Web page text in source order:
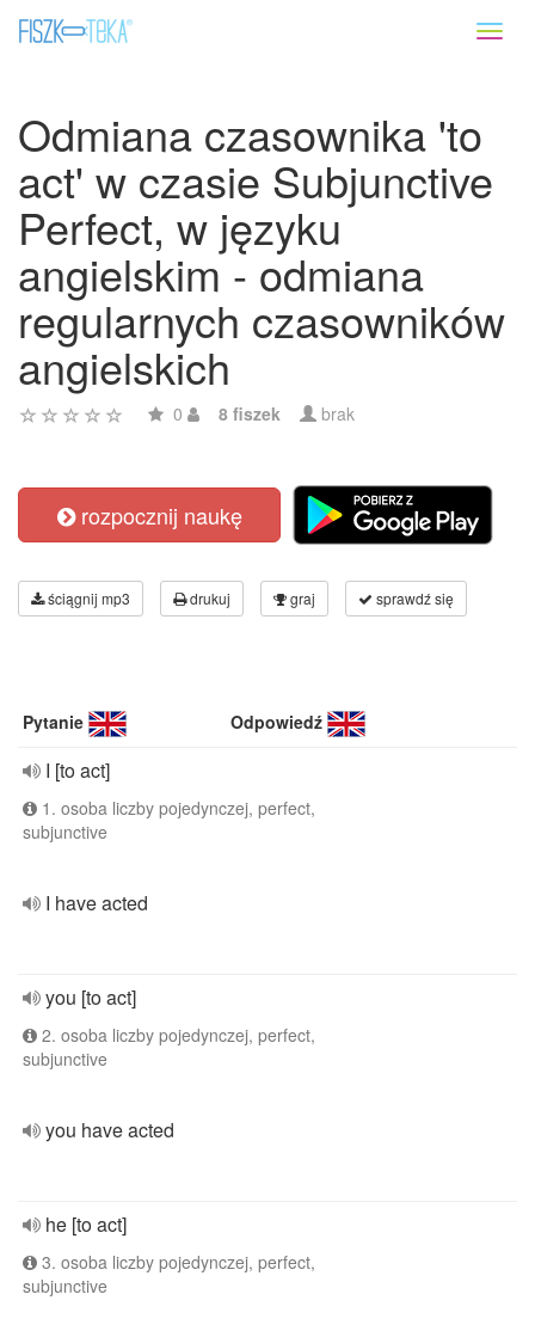
Odmiana czasownika 'to
act' w czasie Subjunctive
Perfect, w języku
angielskim - odmiana
regularnych czasowników
angielskich
0 8 fiszek brak
rozpocznij naukę
ściągnij mp3 drukuj graj sprawdź się
Pytanie Odpowiedź
I [to act]
1. osoba liczby pojedynczej, perfect,
subjunctive
I have acted
you [to act]
2. osoba liczby pojedynczej, perfect,
subjunctive
you have acted
he [to act]
3. osoba liczby pojedynczej, perfect,
subjunctive